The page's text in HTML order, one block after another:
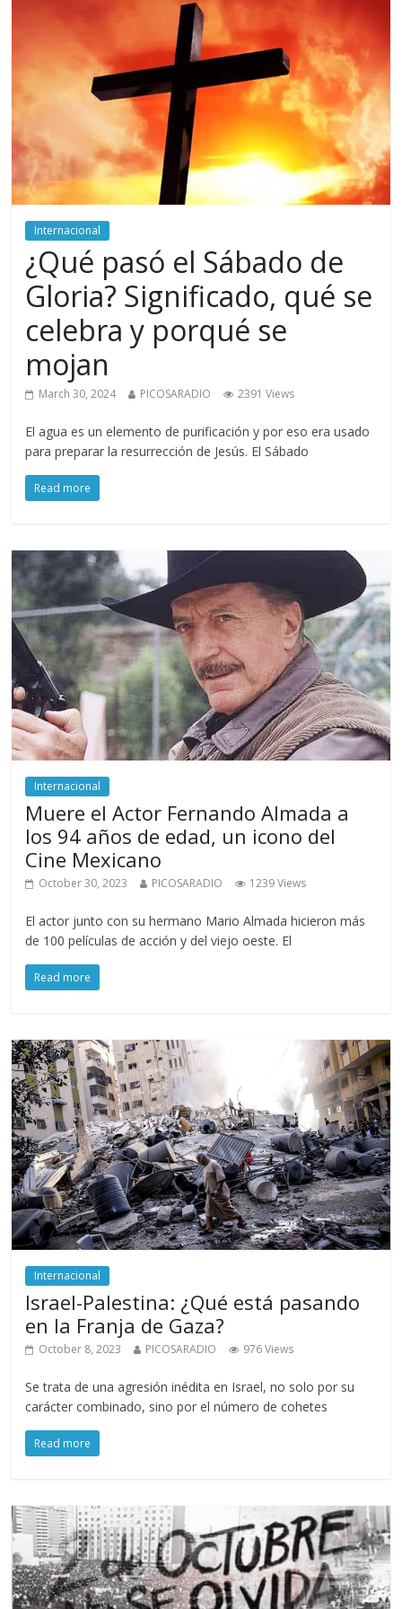
Internacional
¿Qué pasó el Sábado de
Gloria? Significado, qué se
celebra y porqué se
mojan
March 30, 2024 PICOSARADIO 2391 Views
El agua es un elemento de purificación y por eso era usado
para preparar la resurrección de Jesús. El Sábado
Read more
Internacional
Muere el Actor Fernando Almada a
los 94 años de edad, un icono del
Cine Mexicano
October 30, 2023 PICOSARADIO 1239 Views
El actor junto con su hermano Mario Almada hicieron más
de 100 películas de acción y del viejo oeste. El
Read more
Internacional
Israel-Palestina: ¿Qué está pasando
en la Franja de Gaza?
October 8, 2023 PICOSARADIO 976 Views
Se trata de una agresión inédita en Israel, no solo por su
carácter combinado, sino por el número de cohetes
Read more